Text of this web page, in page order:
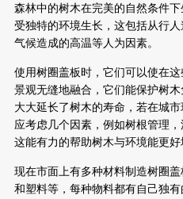
森林中的树木在完美的自然条件
受独特的环境生长，这包括从行
气候造成的高温等人为因素。
使用树圈盖板时，它们可以使在
景观无缝地融合，它们能保护树
大大延长了树木的寿命，若在城
应考虑几个因素，例如树根管理
这能有力的帮助树木与环境能更好
现在市面上有多种材料制造树圈
和塑料等，每种物料都有自己独